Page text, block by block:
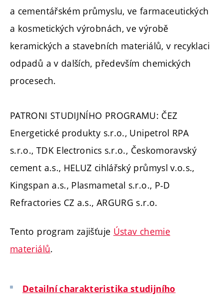
a cementářském průmyslu, ve farmaceutických
a kosmetických výrobnách, ve výrobě
keramických a stavebních materiálů, v recyklaci
odpadů a v dalších, především chemických
procesech.
PATRONI STUDIJNÍHO PROGRAMU: ČEZ
Energetické produkty s.r.o., Unipetrol RPA
s.r.o., TDK Electronics s.r.o., Českomoravský
cement a.s., HELUZ cihlářský průmysl v.o.s.,
Kingspan a.s., Plasmametal s.r.o., P-D
Refractories CZ a.s., ARGURG s.r.o.
Tento program zajišťuje Ústav chemie
materiálů.
Detailní charakteristika studijního